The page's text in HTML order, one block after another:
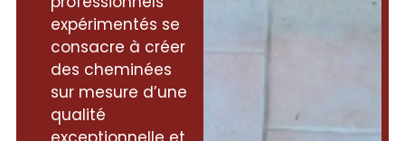
expérimentés se
consacre à créer
des cheminées
sur mesure d’une
qualité